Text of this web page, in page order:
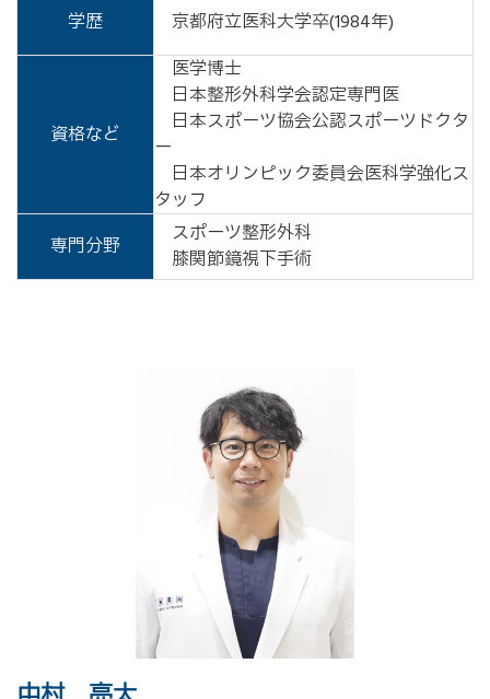
学歴 京都府立医科大学卒(1984年)
資格など
医学博士
日本整形外科学会認定専門医
日本スポーツ協会公認スポーツドクタ
ー
日本オリンピック委員会医科学強化ス
タッフ
専門分野
スポーツ整形外科
膝関節鏡視下手術